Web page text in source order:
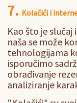
7. Kolačići i
Kao što je
naša se može
tehnologijama
isporučimo
obrađivanje
analiziranje